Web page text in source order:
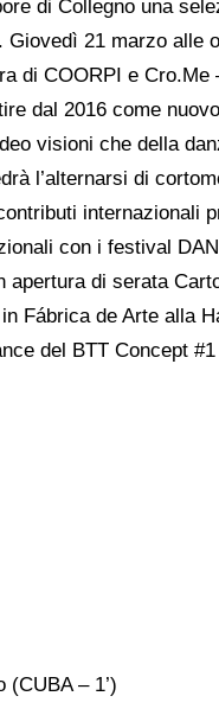
di Collegno una
Giovedì 21 marzo alle
di COORPI e
dal 2016 come
visioni che della
l’alternarsi di
internazionali
con i festival
di serata
Fábrica de Arte alla
del BTT Concept
(CUBA – 1’)